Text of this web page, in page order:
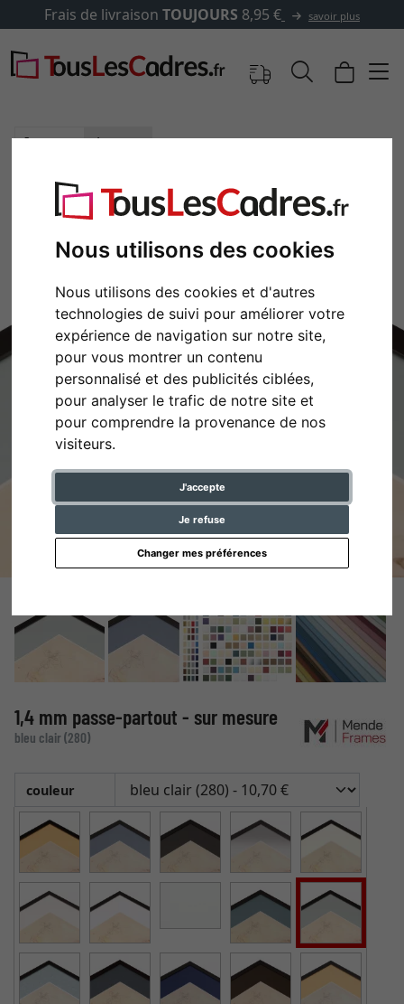
Nous utilisons des cookies
Nous utilisons des cookies et d'autres
technologies de suivi pour améliorer votre
expérience de navigation sur notre site,
pour vous montrer un contenu
personnalisé et des publicités ciblées,
pour analyser le trafic de notre site et
pour comprendre la provenance de nos
visiteurs.
J'accepte
Je refuse
Changer mes préférences
de livraisonTOUJOURS 8,95 € savoir plus
Images Aperçu
Retour
1,4 mm passe-partout - sur mesure
bleu clair (280)
couleur